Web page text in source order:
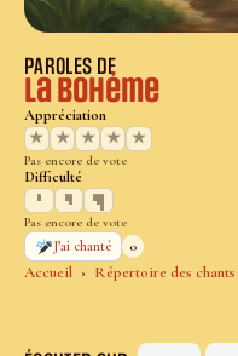
Accueil Répertoire des chants
PAROLES DE
La Bohème
Appréciation
★
★ ★ ★ ★
Pas encore de vote
Difficulté
Pas encore de vote
J’ai chanté
0